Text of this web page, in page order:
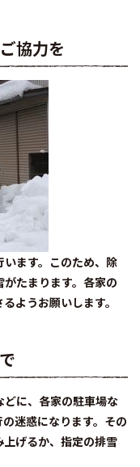
協力を
ます。このため、除
たまります。各家の
ようお願いします。
に、各家の駐車場な
迷惑になります。その
げるか、指定の排雪